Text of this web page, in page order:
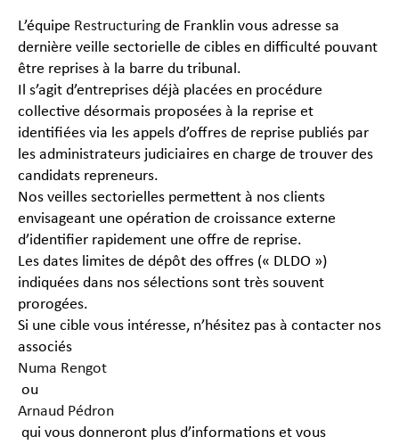
L’équipe Restructuring de Franklin vous adresse sa
dernière veille sectorielle de cibles en difficulté pouvant
être reprises à la barre du tribunal.
Il s’agit d’entreprises déjà placées en procédure
collective désormais proposées à la reprise et
identifiées via les appels d’offres de reprise publiés par
les administrateurs judiciaires en charge de trouver des
candidats repreneurs.
Nos veilles sectorielles permettent à nos clients
envisageant une opération de croissance externe
d’identifier rapidement une offre de reprise.
Les dates limites de dépôt des offres (« DLDO »)
indiquées dans nos sélections sont très souvent
prorogées.
Si une cible vous intéresse, n’hésitez pas à contacter nos
associés
Numa Rengot
ou
Arnaud Pédron
qui vous donneront plus d’informations et vous